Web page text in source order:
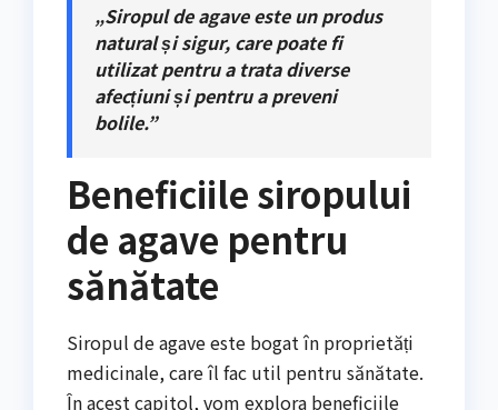
„Siropul de agave este un produs
natural și sigur, care poate fi
utilizat pentru a trata diverse
afecțiuni și pentru a preveni
bolile.”
Beneficiile siropului
de agave pentru
sănătate
Siropul de agave este bogat în proprietăți
medicinale, care îl fac util pentru sănătate.
În acest capitol, vom explora beneficiile